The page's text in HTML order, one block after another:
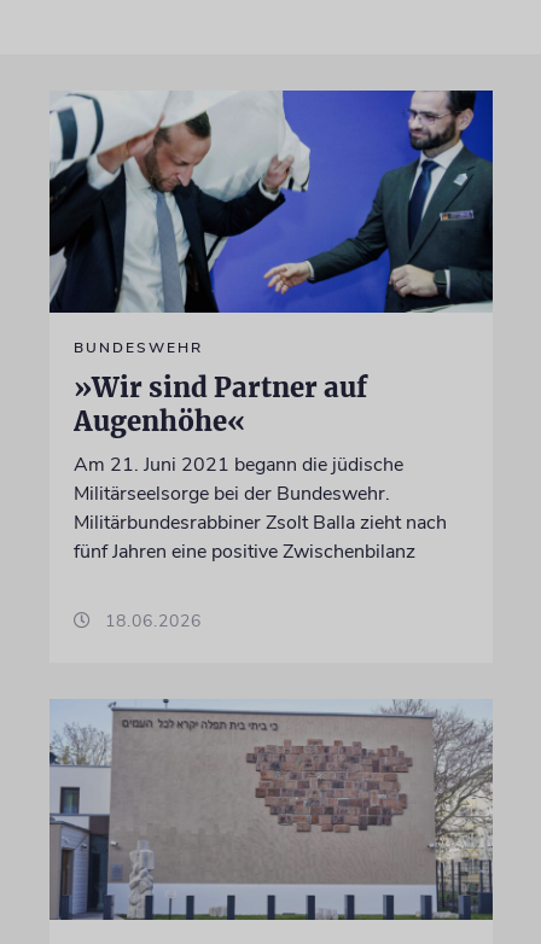
BUNDESWEHR
»Wir sind Partner auf
Augenhöhe«
Am 21. Juni 2021 begann die jüdische
Militärseelsorge bei der Bundeswehr.
Militärbundesrabbiner Zsolt Balla zieht nach
fünf Jahren eine positive Zwischenbilanz
18.06.2026